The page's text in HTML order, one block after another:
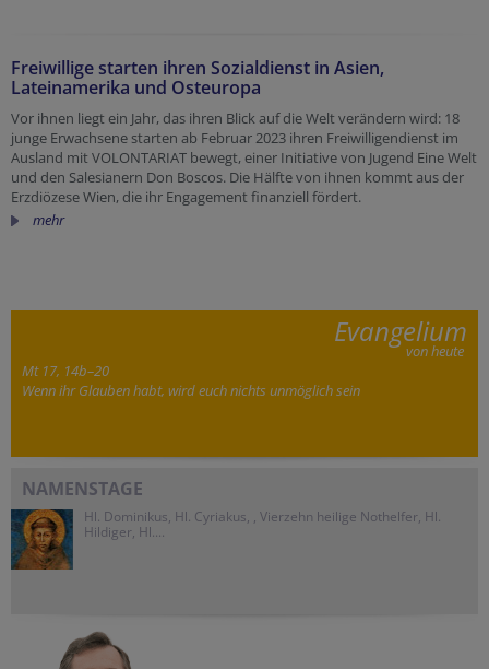
Freiwillige starten ihren Sozialdienst in Asien,
Lateinamerika und Osteuropa
Vor ihnen liegt ein Jahr, das ihren Blick auf die Welt verändern wird: 18
junge Erwachsene starten ab Februar 2023 ihren Freiwilligendienst im
Ausland mit VOLONTARIAT bewegt, einer Initiative von Jugend Eine Welt
und den Salesianern Don Boscos. Die Hälfte von ihnen kommt aus der
Erzdiözese Wien, die ihr Engagement finanziell fördert.
mehr
Evangelium
von heute
Mt 17, 14b–20
Wenn ihr Glauben habt, wird euch nichts unmöglich sein
NAMENSTAGE
Hl. Dominikus, Hl. Cyriakus, , Vierzehn heilige Nothelfer, Hl.
Hildiger, Hl....